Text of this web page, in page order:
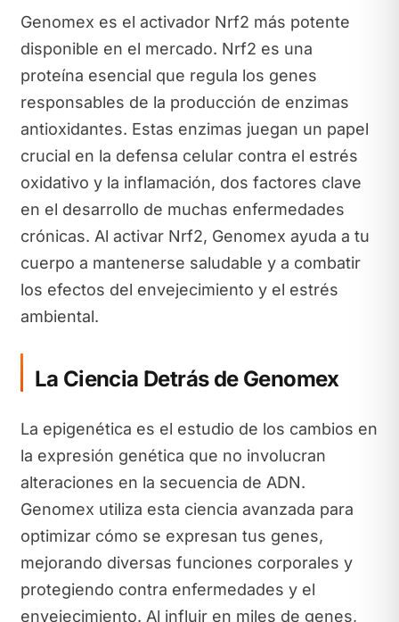
Genomex es el activador Nrf2 más potente
disponible en el mercado. Nrf2 es una
proteína esencial que regula los genes
responsables de la producción de enzimas
antioxidantes. Estas enzimas juegan un papel
crucial en la defensa celular contra el estrés
oxidativo y la inflamación, dos factores clave
en el desarrollo de muchas enfermedades
crónicas. Al activar Nrf2, Genomex ayuda a tu
cuerpo a mantenerse saludable y a combatir
los efectos del envejecimiento y el estrés
ambiental.
La Ciencia Detrás de Genomex
La epigenética es el estudio de los cambios en
la expresión genética que no involucran
alteraciones en la secuencia de ADN.
Genomex utiliza esta ciencia avanzada para
optimizar cómo se expresan tus genes,
mejorando diversas funciones corporales y
protegiendo contra enfermedades y el
envejecimiento. Al influir en miles de genes,